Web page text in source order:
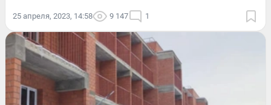
25 апреля, 2023, 14:58 9 147 1